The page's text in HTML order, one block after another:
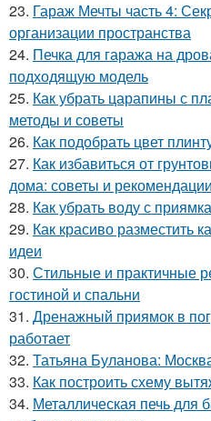
23. Гараж Мечты часть 4:
организации пространства
24. Печка для гаража на
подходящую модель
25. Как убрать царапины с
методы и советы
26. Как подобрать цвет
27. Как избавиться от
дома: советы и рекомендации
28. Как убрать воду с
29. Как красиво разместить
идеи
30. Стильные и практичные
гостиной и спальни
31. Дренажный приямок в
работает
32. Татьяна Буланова:
33. Как построить схему
34. Металлическая печь для